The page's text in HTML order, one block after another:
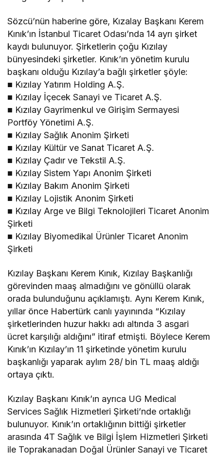
Sözcü’nün haberine göre, Kızalay Başkanı Kerem
Kınık’ın İstanbul Ticaret Odası’nda 14 ayrı şirket
kaydı bulunuyor. Şirketlerin çoğu Kızılay
bünyesindeki şirketler. Kınık’ın yönetim kurulu
başkanı olduğu Kızılay’a bağlı şirketler şöyle:
■ Kızılay Yatırım Holding A.Ş.
■ Kızılay İçecek Sanayi ve Ticaret A.Ş.
■ Kızılay Gayrimenkul ve Girişim Sermayesi
Portföy Yönetimi A.Ş.
■ Kızılay Sağlık Anonim Şirketi
■ Kızılay Kültür ve Sanat Ticaret A.Ş.
■ Kızılay Çadır ve Tekstil A.Ş.
■ Kızılay Sistem Yapı Anonim Şirketi
■ Kızılay Bakım Anonim Şirketi
■ Kızılay Lojistik Anonim Şirketi
■ Kızılay Arge ve Bilgi Teknolojileri Ticaret Anonim
Şirketi
■ Kızılay Biyomedikal Ürünler Ticaret Anonim
Şirketi
Kızılay Başkanı Kerem Kınık, Kızılay Başkanlığı
görevinden maaş almadığını ve gönüllü olarak
orada bulunduğunu açıklamıştı. Aynı Kerem Kınık,
yıllar önce Habertürk canlı yayınında “Kızılay
şirketlerinden huzur hakkı adı altında 3 asgari
ücret karşılığı aldığını” itiraf etmişti. Böylece Kerem
Kınık’ın Kızılay’ın 11 şirketinde yönetim kurulu
başkanlığı yaparak aylım 28/ bin TL maaş aldığı
ortaya çıktı.
Kızılay Başkanı Kınık’ın ayrıca UG Medical
Services Sağlık Hizmetleri Şirketi’nde ortaklığı
bulunuyor. Kınık’ın ortaklığının bittiği şirketler
arasında 4T Sağlık ve Bilgi İşlem Hizmetleri Şirketi
ile Toprakanadan Doğal Ürünler Sanayi ve Ticaret